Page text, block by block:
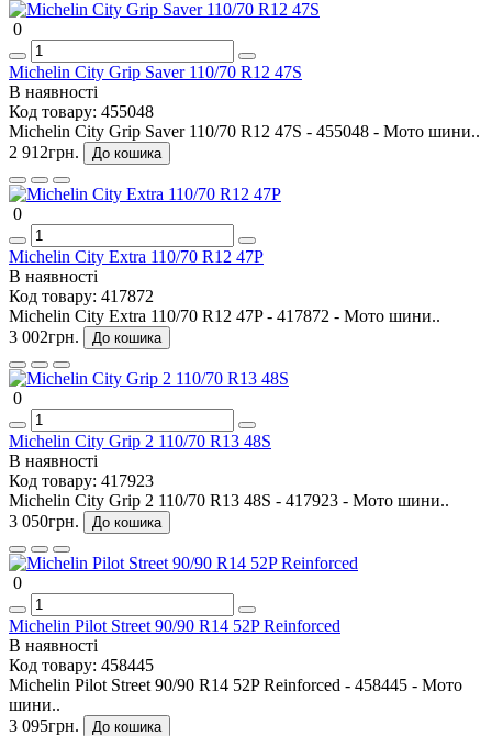
0
Michelin City Grip Saver 110/70 R12 47S
В наявності
Код товару: 455048
Michelin City Grip Saver 110/70 R12 47S - 455048 - Мото шини..
2 912грн.
До кошика
0
Michelin City Extra 110/70 R12 47P
В наявності
Код товару: 417872
Michelin City Extra 110/70 R12 47P - 417872 - Мото шини..
3 002грн.
До кошика
0
Michelin City Grip 2 110/70 R13 48S
В наявності
Код товару: 417923
Michelin City Grip 2 110/70 R13 48S - 417923 - Мото шини..
3 050грн.
До кошика
0
Michelin Pilot Street 90/90 R14 52P Reinforced
В наявності
Код товару: 458445
Michelin Pilot Street 90/90 R14 52P Reinforced - 458445 - Мото
шини..
3 095грн.
До кошика